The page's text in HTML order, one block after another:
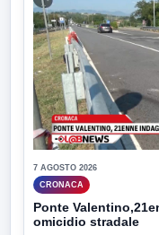
7 AGOSTO 2026
CRONACA
Ponte
omicidio stradale